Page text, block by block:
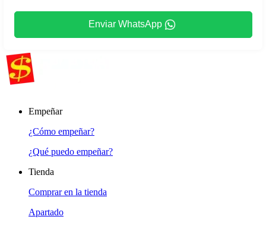
Enviar WhatsApp
Empeñar
¿Cómo empeñar?
¿Qué puedo empeñar?
Tienda
Comprar en la tienda
Apartado